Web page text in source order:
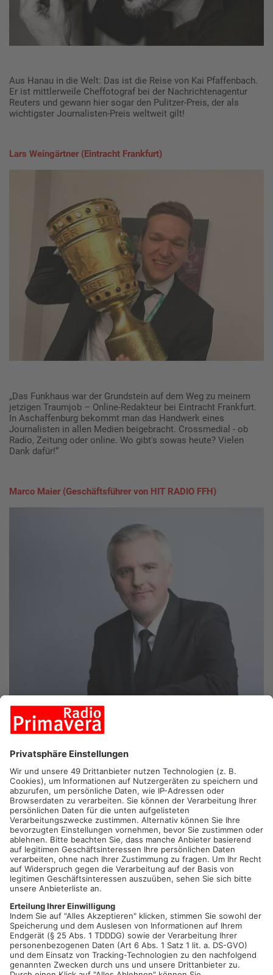
Aus Hanau in die Welt: Das ist die Reise von Kai Pfaffenbach.
Er ist mittlerweile Cheffotograf bei der Nachrichtenagentur
Reuters und gewann hier sogar den Pulitzer-Preis, der als
wichtigster Journalisten-Preis weltweit gilt!
Lars Weingärtner (Eintracht Frankfurt)
„Das Funkhaus war der Grundstein auf dem Weg zu meinem
jetzigen Traumjob – Online-Redakteur bei Eintracht Frankfurt.
In Aschaffenburg bekommt man das Handwerk eines
Journalisten in allen Medien beigebracht. Crossmedial - ob
Radio, Zeitung oder online. Wo gibt's sowas heute? Vielen
Dank dafür!“
Marco Maier (Geschäftsführer von HIT RADIO FFH)
Der gebürtige Aschaffenburger absolvierte 1997 sein
Ausbildung bekam Maier ein Angebot aus Frankfurt und
arbeitete drei Jahre lang bei einem Tochterverlag der FAZ - erst
als Chefreporter, später als Chefredakteur. 2005 kehrte er als
Mitglied der Geschäftsleitung und Programmleiter in das
Funkhaus Aschaffenburg zurück. In einem früheren Interview
für PrimaSonntag sagte Maier: „Meine Karriere verdanke ich
Radio Primavera!“ 2015 übernahm er die Geschäftsführung des
privaten, landesweiten Radiosenders ANTENNE THÜRINGEN
und radio TOP 40. Seit 2019 ist Marco Maier Geschäftsführer
bei HIT RADIO FFH.
Matthias Gast (Pressesprecher Hessischer Fußballverband)